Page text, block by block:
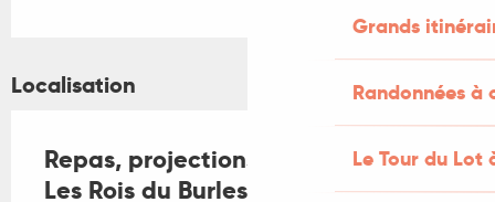
Grands
Randonnées
Le Tour du Lot
Localisation
Repas, projections et concert avec
Les Rois du Burlesque